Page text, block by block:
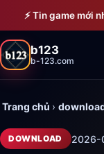
Bỏ qua đến nội
⚡ Tin game mới
b123
b-123.com
Trang chủ ›
DOWNLOAD 2026-